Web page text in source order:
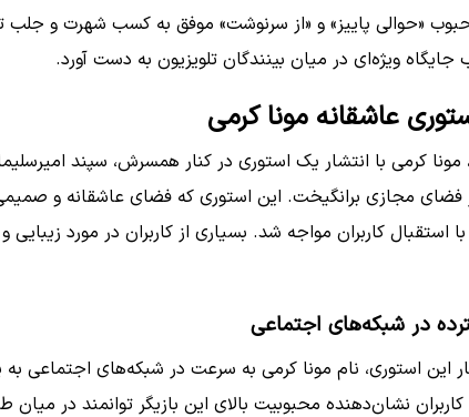
«حوالی پاییز» و «از سرنوشت» موفق به کسب شهرت و
جایگاه ویژه‌ای در میان بینندگان تلویزیون به دست آورد.
عاشقانه مونا کرمی
کرمی با انتشار یک استوری در کنار همسرش، سپند
فضای مجازی برانگیخت. این استوری که فضای عاشقانه و
استقبال کاربران مواجه شد. بسیاری از کاربران در مورد زیبایی
در شبکه‌های اجتماعی
این استوری، نام مونا کرمی به سرعت در شبکه‌های اجتماعی
نشان‌دهنده محبوبیت بالای این بازیگر توانمند در میان